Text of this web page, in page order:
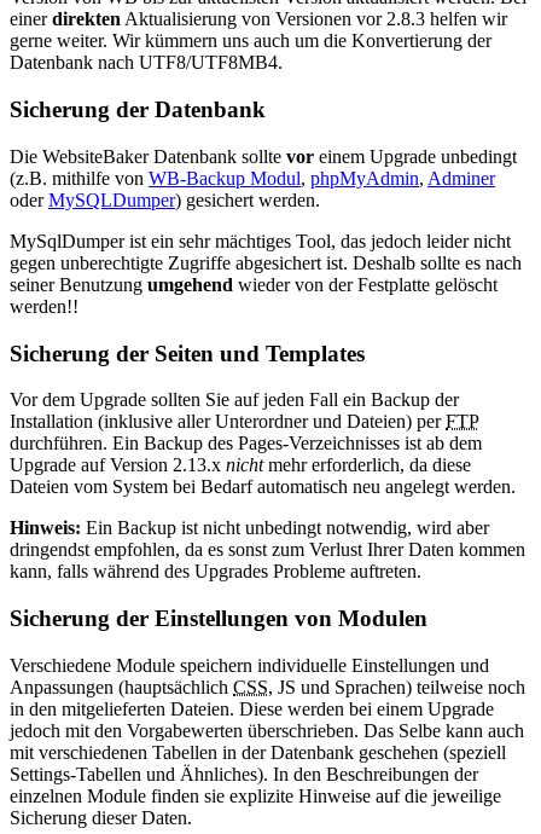
einerdirektenAktualisierung von Versionen vor 2.8.3 helfen wir
gerne weiter. Wir kümmern uns auch um die Konvertierung der
Datenbank nach UTF8/UTF8MB4.
Sicherung der Datenbank
Die WebsiteBaker Datenbank sollte vor einem Upgrade unbedingt
(z.B. mithilfe von WB-Backup Modul, phpMyAdmin, Adminer
oderMySQLDumper) gesichert werden.
MySqlDumper ist ein sehr mächtiges Tool, das jedoch leider nicht
gegen unberechtigte Zugriffe abgesichert ist. Deshalb sollte es nach
seiner Benutzung umgehend wieder von der Festplatte gelöscht
werden!!
Sicherung der Seiten und Templates
Vor dem Upgrade sollten Sie auf jeden Fall ein Backup der
Installation (inklusive aller Unterordner und Dateien) perFTP
durchführen. Ein Backup des Pages-Verzeichnisses ist ab dem
Upgrade auf Version 2.13.x nichtmehr erforderlich, da diese
Dateien vom System bei Bedarf automatisch neu angelegt werden.
Hinweis: Ein Backup ist nicht unbedingt notwendig, wird aber
dringendst empfohlen, da es sonst zum Verlust Ihrer Daten kommen
kann, falls während des Upgrades Probleme auftreten.
Sicherung der Einstellungen von Modulen
Verschiedene Module speichern individuelle Einstellungen und
Anpassungen (hauptsächlich CSS, JS und Sprachen) teilweise noch
in den mitgelieferten Dateien. Diese werden bei einem Upgrade
jedoch mit den Vorgabewerten überschrieben. Das Selbe kann auch
mit verschiedenen Tabellen in der Datenbank geschehen (speziell
Settings-Tabellen und Ähnliches). In den Beschreibungen der
einzelnen Module finden sie explizite Hinweise auf die jeweilige
Sicherung dieser Daten.